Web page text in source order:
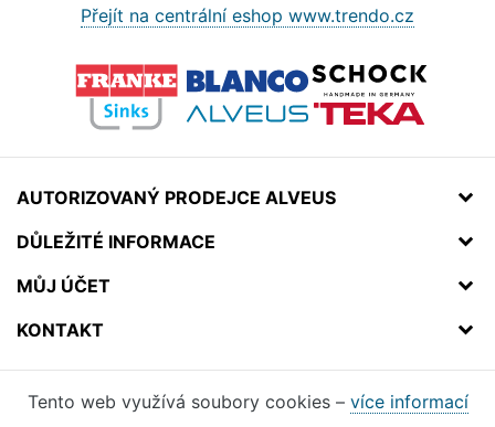
Přejít na centrální eshop www.trendo.cz
AUTORIZOVANÝ PRODEJCE ALVEUS
DŮLEŽITÉ INFORMACE
MŮJ ÚČET
KONTAKT
Tento web využívá soubory cookies – více informací